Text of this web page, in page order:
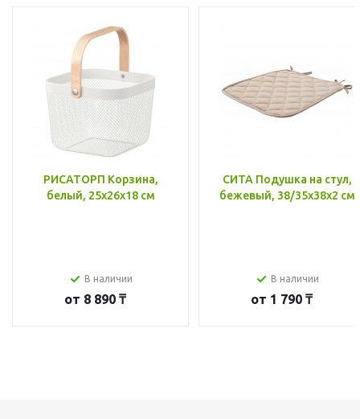
РИСАТОРП Корзина,
белый, 25x26x18 см
В наличии
от 8 890 ₸
СИТА Подушка на стул,
бежевый, 38/35x38x2 см
В наличии
от 1 790 ₸